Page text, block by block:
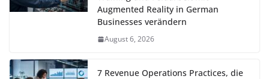
Augmented Reality in German
Businesses verändern
August 6, 2026
7 Revenue Operations Practices, die